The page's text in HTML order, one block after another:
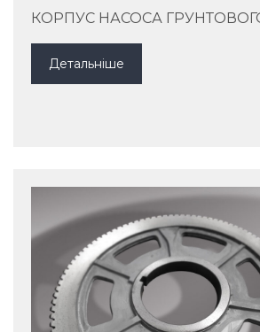
КОРПУС НАСОСА
Детальніше